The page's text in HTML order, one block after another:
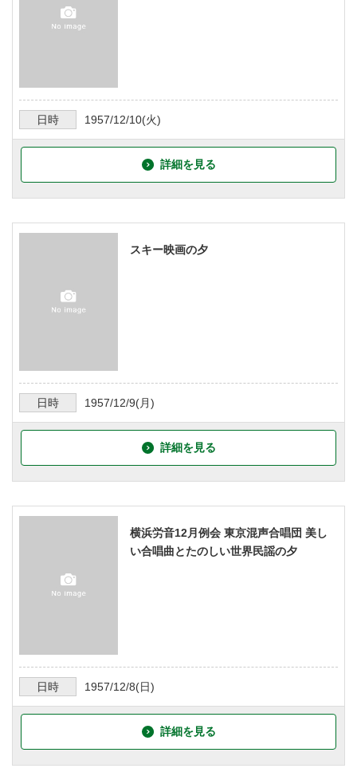
日時 1957/12/10(火)
詳細を見る
スキー映画の夕
日時 1957/12/9(月)
詳細を見る
横浜労音12月例会 東京混声合唱団 美し
い合唱曲とたのしい世界民謡の夕
日時 1957/12/8(日)
詳細を見る